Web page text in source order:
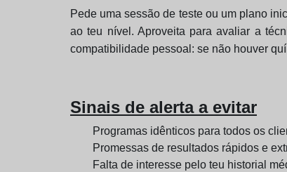
Pede uma sessão de teste ou um plano
ao teu nível. Aproveita para avaliar a
compatibilidade pessoal: se não houver
Sinais de alerta a evitar
Programas idênticos para todos os
Promessas de resultados rápidos e
Falta de interesse pelo teu historial